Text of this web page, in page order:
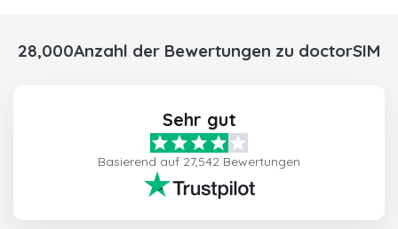
28,000Anzahl der Bewertungen zu doctorSIM
Sehr gut
Basierend auf 27,542 Bewertungen